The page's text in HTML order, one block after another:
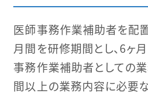
医師事務作業補助者を配
月間を研修期間とし、6ヶ
事務作業補助者としての
間以上の業務内容に必要